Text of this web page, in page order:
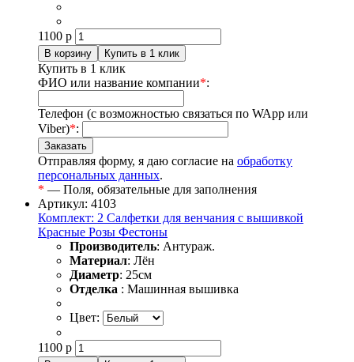
1100 р
Купить в 1 клик
ФИО или название компании*:
Телефон (с возможностью связаться по WApp или
Viber)*:
Отправляя форму, я даю согласие на обработку
персональных данных.
* — Поля, обязательные для заполнения
Артикул: 4103
Комплект: 2 Салфетки для венчания с вышивкой
Красные Розы Фестоны
Производитель: Антураж.
Материал: Лён
Диаметр: 25см
Отделка : Машинная вышивка
Цвет:
1100 р